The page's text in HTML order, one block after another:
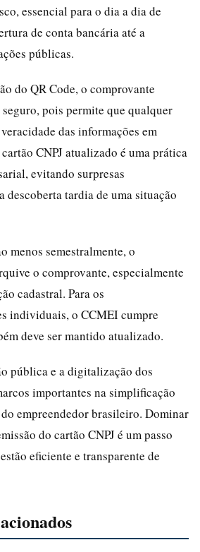
essencial para o dia a dia de
de conta bancária até a
públicas.
do QR Code, o comprovante
pois permite que qualquer
das informações em
CNPJ atualizado é uma prática
evitando surpresas
descoberta tardia de uma situação
menos semestralmente, o
o comprovante, especialmente
cadastral. Para os
individuais, o CCMEI cumpre
deve ser mantido atualizado.
pública e a digitalização dos
importantes na simplificação
empreendedor brasileiro. Dominar
do cartão CNPJ é um passo
eficiente e transparente de